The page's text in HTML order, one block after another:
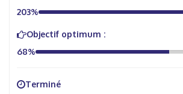
203%
Objectif optimum :
68%
Terminé